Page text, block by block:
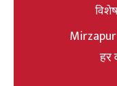
विशेष
हर